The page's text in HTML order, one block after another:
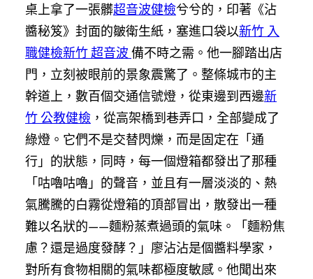
桌上拿了一張髒超音波健檢兮兮的，印著《沾
醬秘笈》封面的皺衛生紙，塞進口袋以新竹 入
職健檢新竹 超音波 備不時之需。他一腳踏出店
門，立刻被眼前的景象震驚了。整條城市的主
幹道上，數百個交通信號燈，從東邊到西邊新
竹 公教健檢 ，從高架橋到巷弄口，全部變成了
綠燈。它們不是交替閃爍，而是固定在「通
行」的狀態，同時，每一個燈箱都發出了那種
「咕嚕咕嚕」的聲音，並且有一層淡淡的、熱
氣騰騰的白霧從燈箱的頂部冒出，散發出一種
難以名狀的——麵粉蒸煮過頭的氣味。「麵粉焦
慮？還是過度發酵？」廖沾沾是個醬料學家，
對所有食物相關的氣味都極度敏感。他聞出來